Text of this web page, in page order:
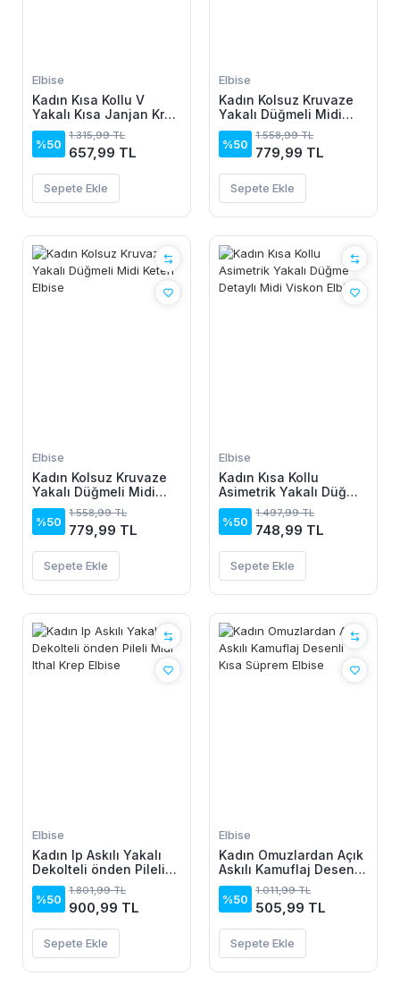
Elbise
Kadın Kısa Kollu V
Yakalı Kısa Janjan Krep
Elbise
%50
1.315,99 TL
657,99 TL
Sepete Ekle
Elbise
Kadın Kolsuz Kruvaze
Yakalı Düğmeli Midi
Keten Elbise
%50
1.558,99 TL
779,99 TL
Sepete Ekle
Elbise
Kadın Kolsuz Kruvaze
Yakalı Düğmeli Midi
Keten Elbise
%50
1.558,99 TL
779,99 TL
Sepete Ekle
Elbise
Kadın Kısa Kollu
Asimetrik Yakalı Düğme
Detaylı Midi Viskon
Elbise
%50
1.497,99 TL
748,99 TL
Sepete Ekle
Elbise
Kadın Ip Askılı Yakalı
Dekolteli önden Pileli
Midi Ithal Krep Elbise
%50
1.801,99 TL
900,99 TL
Sepete Ekle
Elbise
Kadın Omuzlardan Açık
Askılı Kamuflaj Desenli
Kısa Süprem Elbise
%50
1.011,99 TL
505,99 TL
Sepete Ekle